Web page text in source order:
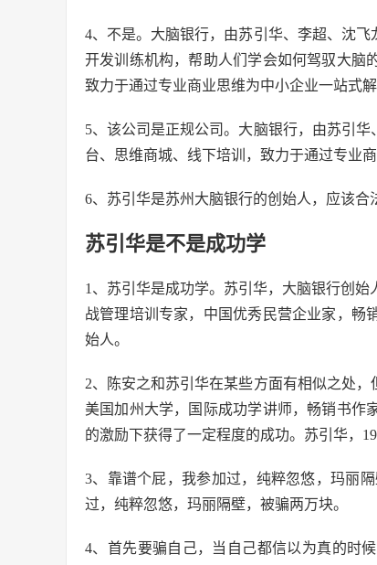
4、不是。大脑银行，由苏引华、李超、沈
开发训练机构，帮助人们学会如何驾驭大脑
致力于通过专业商业思维为中小企业一站式解
5、该公司是正规公司。大脑银行，由苏引
台、思维商城、线下培训，致力于通过专业
6、苏引华是苏州大脑银行的创始人，应该合
苏引华是不是成功学
1、苏引华是成功学。苏引华，大脑银行创
战管理培训专家，中国优秀民营企业家，畅
始人。
2、陈安之和苏引华在某些方面有相似之处
美国加州大学，国际成功学讲师，畅销书作
的激励下获得了一定程度的成功。苏引华，
3、靠谱个屁，我参加过，纯粹忽悠，玛丽
过，纯粹忽悠，玛丽隔壁，被骗两万块。
4、首先要骗自己，当自己都信以为真的时